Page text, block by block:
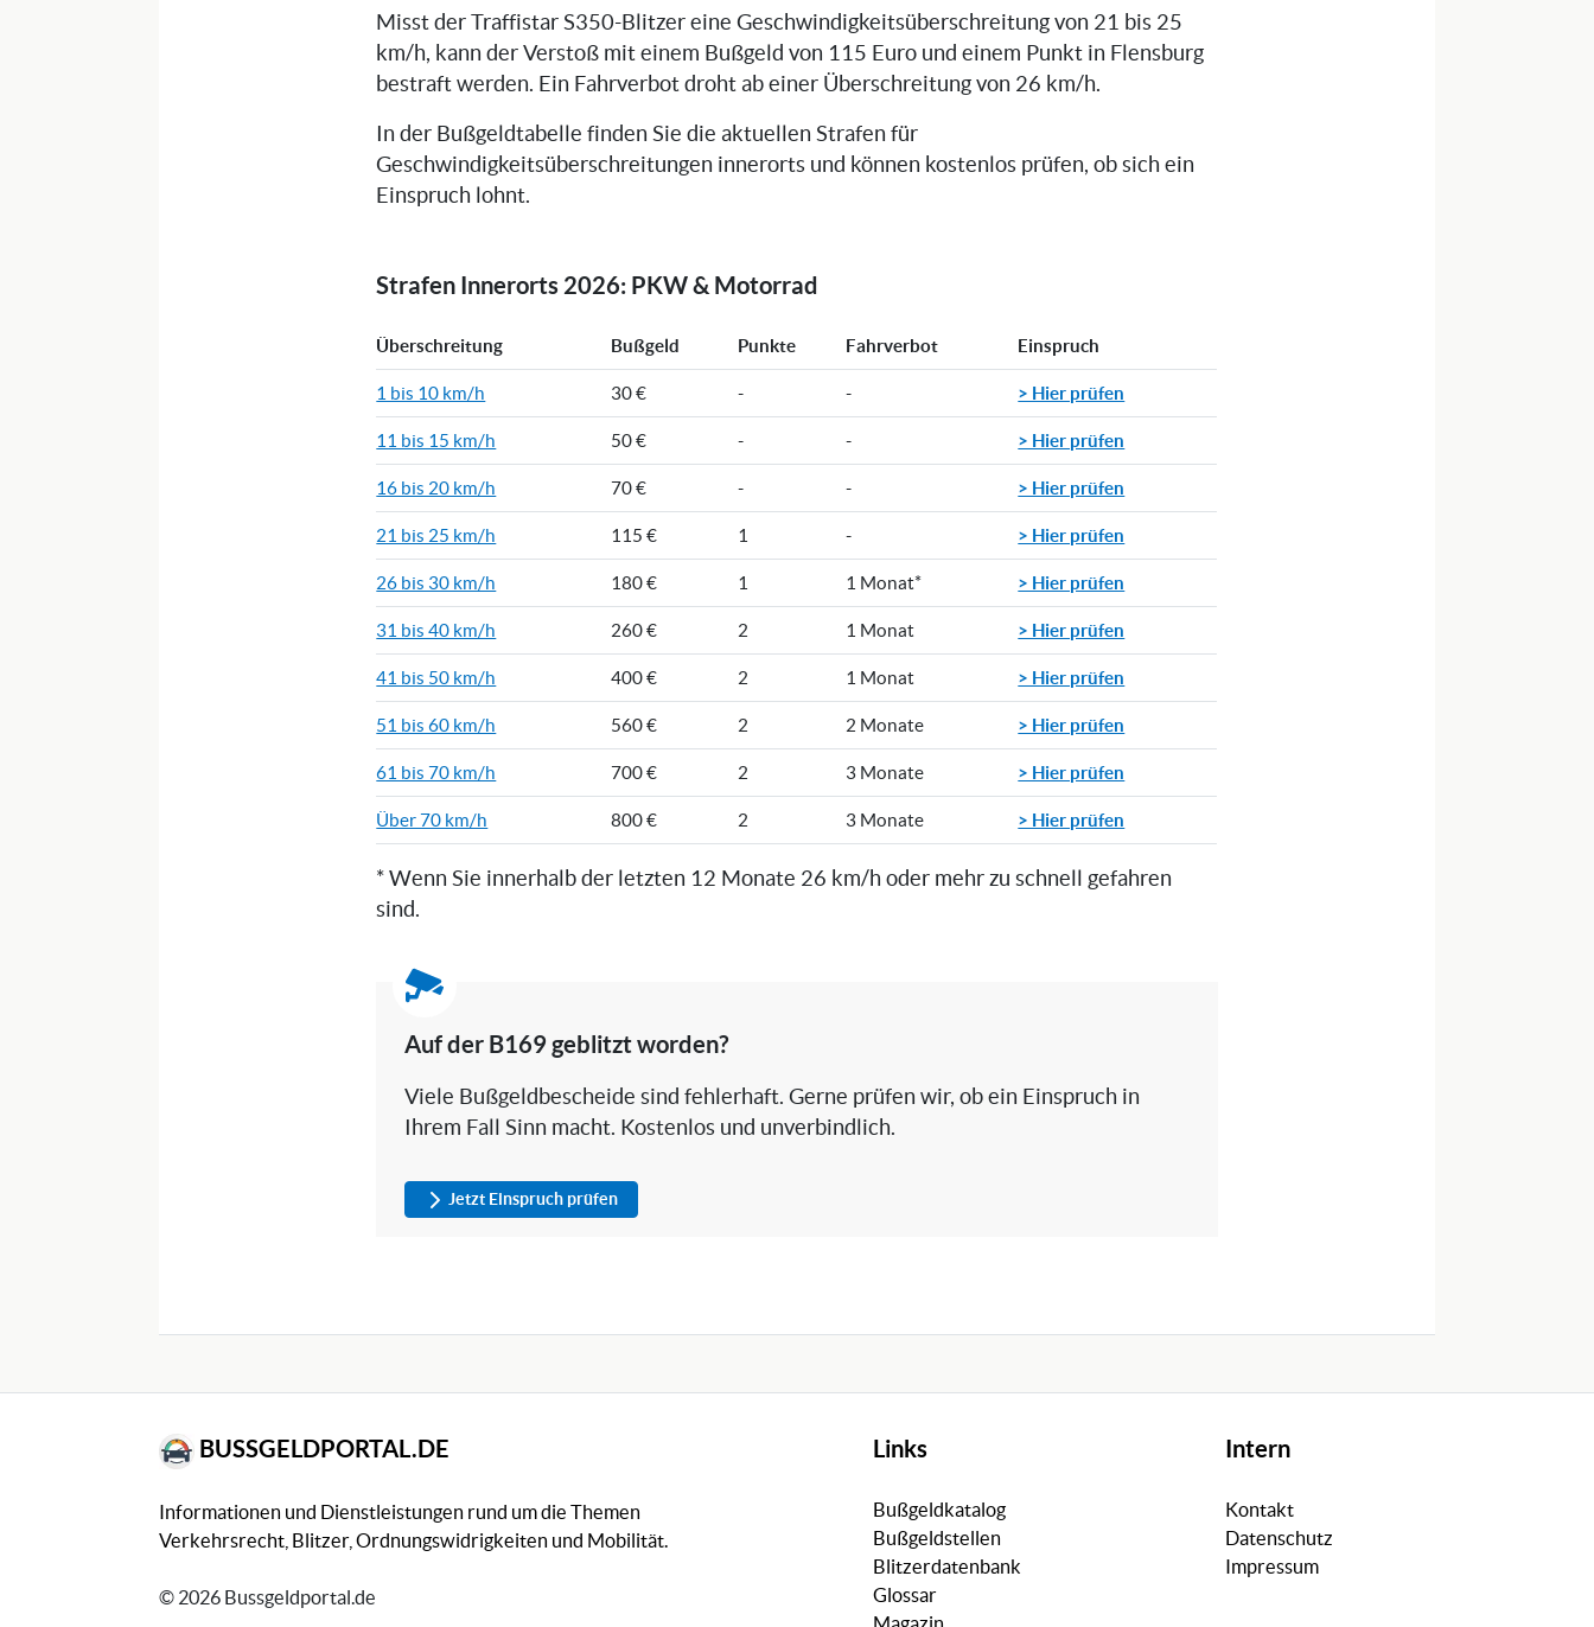
Misst der Traffistar S350-Blitzer eine Geschwindigkeitsüberschreitung von 21 bis 25
km/h, kann der Verstoß mit einem Bußgeld von 115 Euro und einem Punkt in Flensburg
bestraft werden. Ein Fahrverbot droht ab einer Überschreitung von 26 km/h.
In der Bußgeldtabelle finden Sie die aktuellen Strafen für
Geschwindigkeitsüberschreitungen innerorts und können kostenlos prüfen, ob sich ein
Einspruch lohnt.
Strafen Innerorts 2026: PKW & Motorrad
Überschreitung Bußgeld Punkte Fahrverbot Einspruch
1 bis 10 km/h 30 € - - > Hier prüfen
11 bis 15 km/h 50 € - - > Hier prüfen
16 bis 20 km/h 70 € - - > Hier prüfen
21 bis 25 km/h 115 € 1 - > Hier prüfen
26 bis 30 km/h 180 € 1 1 Monat* > Hier prüfen
31 bis 40 km/h 260 € 2 1 Monat > Hier prüfen
41 bis 50 km/h 400 € 2 1 Monat > Hier prüfen
51 bis 60 km/h 560 € 2 2 Monate > Hier prüfen
61 bis 70 km/h 700 € 2 3 Monate > Hier prüfen
Über 70 km/h 800 € 2 3 Monate > Hier prüfen
* Wenn Sie innerhalb der letzten 12 Monate 26 km/h oder mehr zu schnell gefahren
sind.
Auf der B169 geblitzt worden?
Viele Bußgeldbescheide sind fehlerhaft. Gerne prüfen wir, ob ein Einspruch in
Ihrem Fall Sinn macht. Kostenlos und unverbindlich.
Jetzt Einspruch prüfen
BUSSGELDPORTAL.DE
Informationen und Dienstleistungen rund um die Themen
Verkehrsrecht, Blitzer, Ordnungswidrigkeiten und Mobilität.
© 2026 Bussgeldportal.de
Links
Bußgeldkatalog
Bußgeldstellen
Blitzerdatenbank
Glossar
Intern
Kontakt
Datenschutz
Impressum